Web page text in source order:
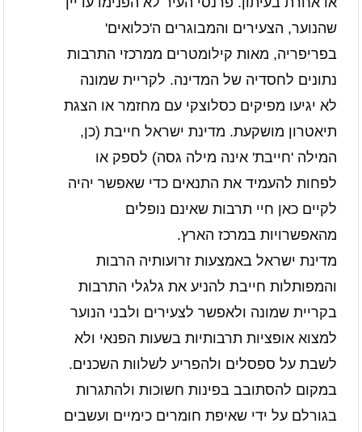
שהנוער, הצעירים והמבוגרים ה'כלואים'
בפריפריה, מאות קילומטרים ממרכזי התרבות
נתונים לחסדיה של המדינה. לקריית שמונה
לא יגיעו מפיקים כסלוצקי עם מחזמר או הצגת
תיאטרון מושקעת. מדינת ישראל חייבת (כן,
המילה 'חייבת' אינה מילה גסה) לספק או
לפחות להעמיד את התנאים כדי שאפשר יהיה
לקיים כאן חיי תרבות שאינם נופלים
מהאפשרויות במרכז הארץ.
מדינת ישראל באמצעות זרועותיה הרבות
והמפותלות חייבת להניע את גלגלי התרבות
בקריית שמונה ולאפשר לצעירים ולבני הנוער
למצוא אופציות תרבותיות בשעות הפנאי ולא
לשבת על ספסלים ולהפריע לשלוות השכנים.
במקום להסתובב בפינות חשוכות ולהתגרות
בגורלם על ידי שאיפת חומרים כימיים ועשבים